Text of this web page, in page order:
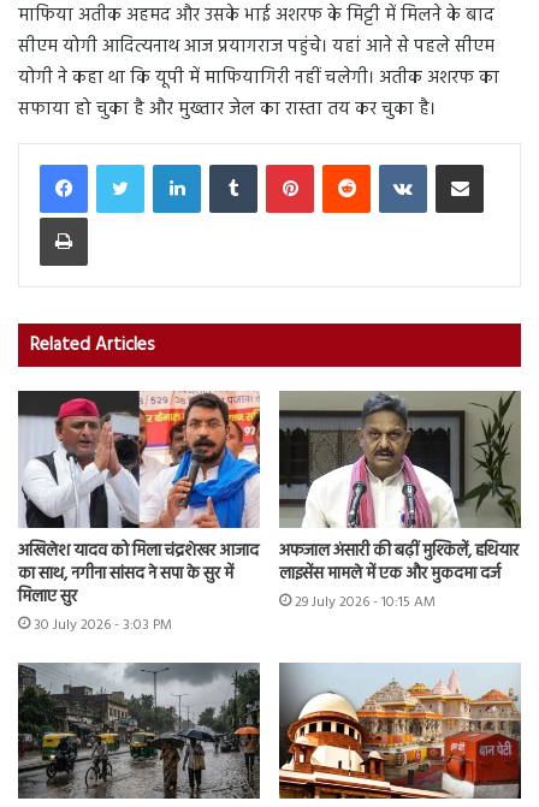
माफिया अतीक अहमद और उसके भाई अशरफ के मिट्टी में मिलने के बाद
सीएम योगी आदित्यनाथ आज प्रयागराज पहुंचे। यहां आने से पहले सीएम
योगी ने कहा था कि यूपी में माफियागिरी नहीं चलेगी। अतीक अशरफ का
सफाया हो चुका है और मुख्तार जेल का रास्ता तय कर चुका है।
LinkedInTumblr PinterestReddit VKontakteShare via Email
Print
Related Articles
अखिलेश यादव को मिला चंद्रशेखर आजाद
का साथ, नगीना सांसद ने सपा के सुर में
मिलाए सुर
30 July 2026 - 3:03 PM
अफजाल अंसारी की बढ़ीं मुश्किलें, हथियार
लाइसेंस मामले में एक और मुकदमा दर्ज
29 July 2026 - 10:15 AM